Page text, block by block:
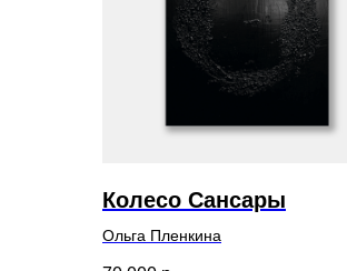
Колесо Сансары
Ольга Пленкина